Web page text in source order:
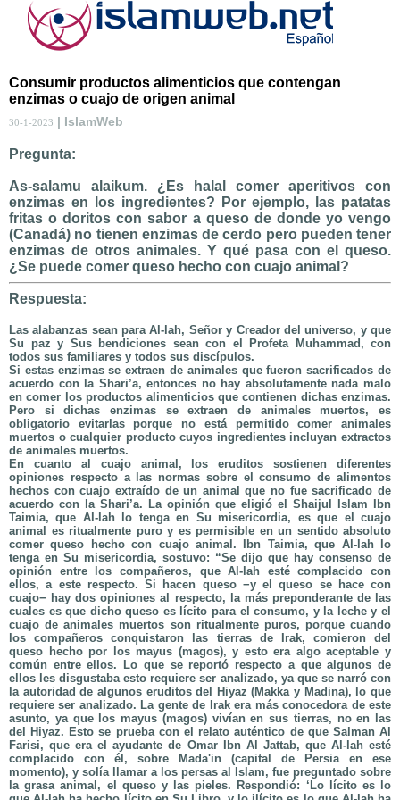
Consumir productos alimenticios que contengan
enzimas o cuajo de origen animal
30-1-2023 | IslamWeb
Pregunta:
As-salamu alaikum. ¿Es halal comer aperitivos con
enzimas en los ingredientes? Por ejemplo, las patatas
fritas o doritos con sabor a queso de donde yo vengo
(Canadá) no tienen enzimas de cerdo pero pueden tener
enzimas de otros animales. Y qué pasa con el queso.
¿Se puede comer queso hecho con cuajo animal?
Respuesta:
Las alabanzas sean para Al-lah, Señor y Creador del universo, y que
Su paz y Sus bendiciones sean con el Profeta Muhammad, con
todos sus familiares y todos sus discípulos.
Si estas enzimas se extraen de animales que fueron sacrificados de
acuerdo con la Shari’a, entonces no hay absolutamente nada malo
en comer los productos alimenticios que contienen dichas enzimas.
Pero si dichas enzimas se extraen de animales muertos, es
obligatorio evitarlas porque no está permitido comer animales
muertos o cualquier producto cuyos ingredientes incluyan extractos
de animales muertos.
En cuanto al cuajo animal, los eruditos sostienen diferentes
opiniones respecto a las normas sobre el consumo de alimentos
hechos con cuajo extraído de un animal que no fue sacrificado de
acuerdo con la Shari’a. La opinión que eligió el Shaijul Islam Ibn
Taimia, que Al-lah lo tenga en Su misericordia, es que el cuajo
animal es ritualmente puro y es permisible en un sentido absoluto
comer queso hecho con cuajo animal. Ibn Taimia, que Al-lah lo
tenga en Su misericordia, sostuvo: “Se dijo que hay consenso de
opinión entre los compañeros, que Al-lah esté complacido con
ellos, a este respecto. Si hacen queso −y el queso se hace con
cuajo− hay dos opiniones al respecto, la más preponderante de las
cuales es que dicho queso es lícito para el consumo, y la leche y el
cuajo de animales muertos son ritualmente puros, porque cuando
los compañeros conquistaron las tierras de Irak, comieron del
queso hecho por los mayus (magos), y esto era algo aceptable y
común entre ellos. Lo que se reportó respecto a que algunos de
ellos les disgustaba esto requiere ser analizado, ya que se narró con
la autoridad de algunos eruditos del Hiyaz (Makka y Madina), lo que
requiere ser analizado. La gente de Irak era más conocedora de este
asunto, ya que los mayus (magos) vivían en sus tierras, no en las
del Hiyaz. Esto se prueba con el relato auténtico de que Salman Al
Farisi, que era el ayudante de Omar Ibn Al Jattab, que Al-lah esté
complacido con él, sobre Mada'in (capital de Persia en ese
momento), y solía llamar a los persas al Islam, fue preguntado sobre
la grasa animal, el queso y las pieles. Respondió: ‘Lo lícito es lo